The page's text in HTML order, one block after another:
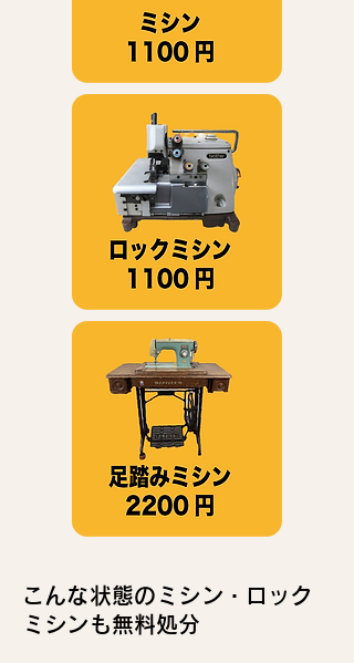
こんな状態のミシン・ロック
ミシンも無料処分